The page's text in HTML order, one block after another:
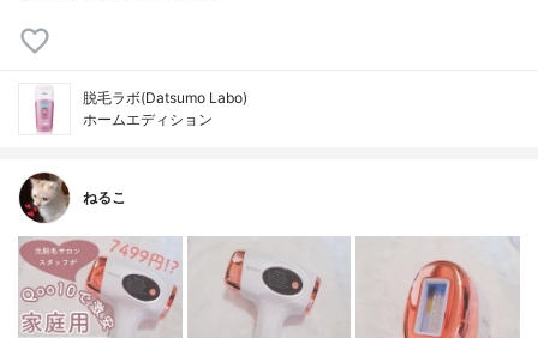
脱毛ラボ(Datsumo Labo)
ホームエディション
ねるこ